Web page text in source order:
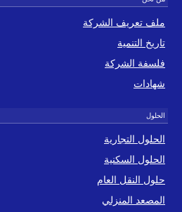
ملف تعريف الشركة
تاريخ التنمية
فلسفة الشركة
شهادات
الحلول التجارية
الحلول السكنية
حلول النقل العام
المصعد المنزلي